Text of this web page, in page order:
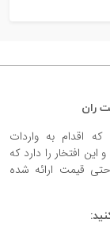
ران
اقدام به واردات
افتخار را دارد که
قیمت ارائه شده